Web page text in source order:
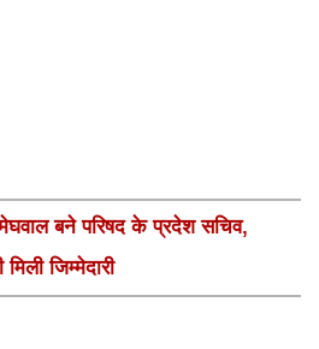
बने परिषद के प्रदेश सचिव,
जिम्मेदारी